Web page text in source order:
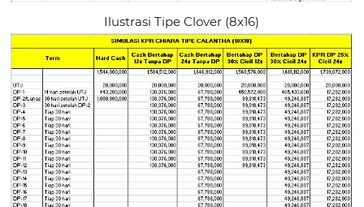
Ilustrasi Tipe Clover (8x16)